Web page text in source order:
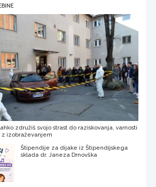
združiš svojo strast do raziskovanja, varnosti
izobraževanjem
Štipendije za dijake iz Štipendijskega
sklada dr. Janeza Drnovška